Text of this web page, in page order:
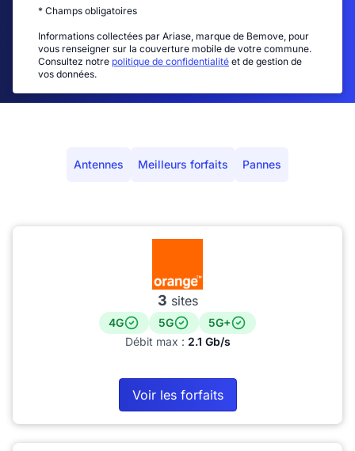
* Champs obligatoires
Informations collectées par Ariase, marque de Bemove, pour
vous renseigner sur la couverture mobile de votre commune.
Consultez notre politique de confidentialité et de gestion de
vos données.
Antennes Meilleurs forfaits Pannes
3 sites
4G 5G
5G+
Débit max : 2.1 Gb/s
Voir les forfaits